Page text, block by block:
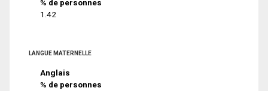
% de personnes
1.42
LANGUE MATERNELLE
Anglais
% de personnes